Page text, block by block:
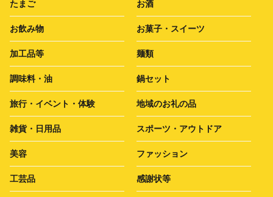
たまご お酒
お飲み物 お菓子・スイーツ
加工品等 麺類
調味料・油 鍋セット
旅行・イベント・体験 地域のお礼の品
雑貨・日用品 スポーツ・アウトドア
美容 ファッション
工芸品 感謝状等